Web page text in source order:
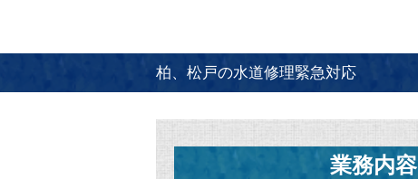
柏、松戸の水道修理緊急対応
業務内容